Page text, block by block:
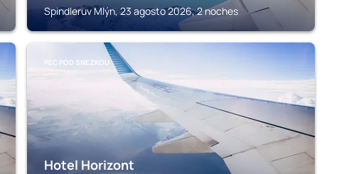
Spindleruv Mlýn, 23 agosto 2026, 2 noches
PEC POD SNEZKOU
Hotel Horizont